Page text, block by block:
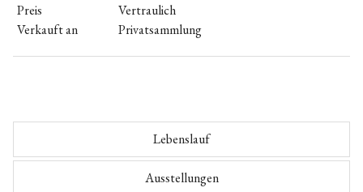
Preis
Vertraulich
Verkauft an
Privatsammlung
Lebenslauf
Ausstellungen